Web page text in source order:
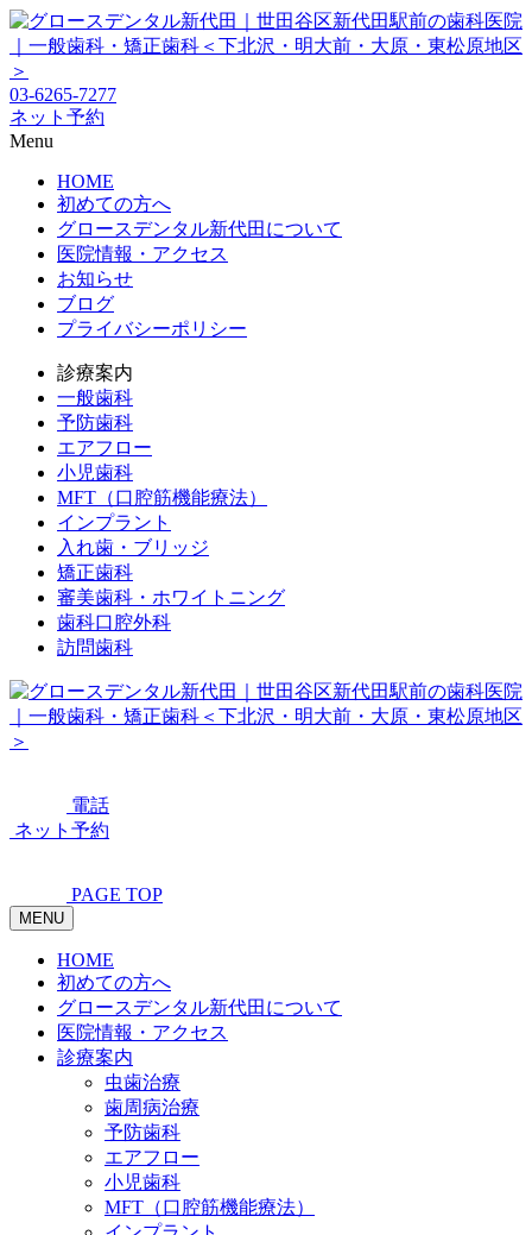
03-6265-7277
ネット予約
Menu
HOME
初めての方へ
グロースデンタル新代田について
医院情報・アクセス
お知らせ
ブログ
プライバシーポリシー
診療案内
一般歯科
予防歯科
エアフロー
小児歯科
MFT（口腔筋機能療法）
インプラント
入れ歯・ブリッジ
矯正歯科
審美歯科・ホワイトニング
歯科口腔外科
訪問歯科
電話
ネット予約
PAGE TOP
MENU
HOME
初めての方へ
グロースデンタル新代田について
医院情報・アクセス
診療案内
虫歯治療
歯周病治療
予防歯科
エアフロー
小児歯科
MFT（口腔筋機能療法）